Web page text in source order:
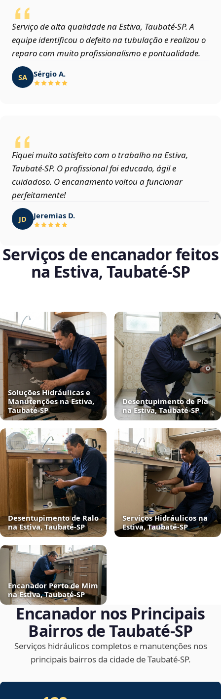
Serviço de alta qualidade na Estiva, Taubaté‑SP. A
equipe identificou o defeito na tubulação e realizou o
reparo com muito profissionalismo e pontualidade.
SA Sérgio A.
Fiquei muito satisfeito com o trabalho na Estiva,
Taubaté‑SP. O profissional foi educado, ágil e
cuidadoso. O encanamento voltou a funcionar
perfeitamente!
JD Jeremias D.
Serviços de encanador feitos
na Estiva, Taubaté‑SP
Soluções Hidráulicas e
Manutenções na Estiva,
Taubaté‑SP
Desentupimento de Pia
na Estiva, Taubaté‑SP
Desentupimento de Ralo
na Estiva, Taubaté‑SP
Serviços Hidráulicos na
Estiva, Taubaté‑SP
Encanador Perto de Mim
na Estiva, Taubaté‑SP
Encanador nos Principais
Bairros de Taubaté‑SP
Serviços hidráulicos completos e manutenções nos
principais bairros da cidade de Taubaté‑SP.